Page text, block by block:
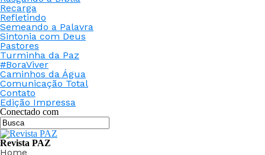
Recarga
Refletindo
Semeando a Palavra
Sintonia com Deus
Pastores
Turminha da Paz
#BoraViver
Caminhos da Água
Comunicação Total
Contato
Edição Impressa
Conectado com
Revista PAZ
Home